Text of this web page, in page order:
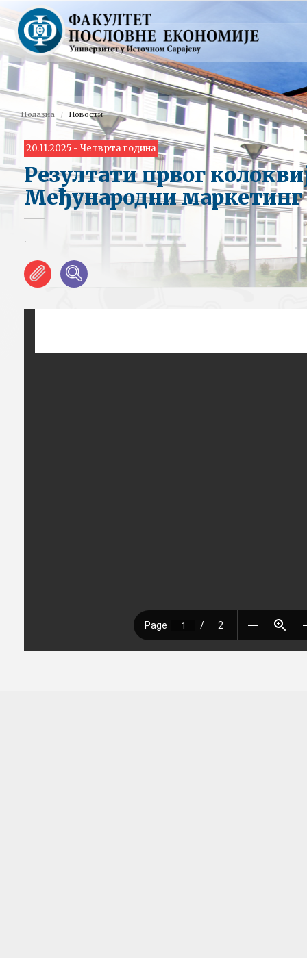
Полазна Новости
20.11.2025 - Четврта година
Резултати првог
Међународни маркетинг
.